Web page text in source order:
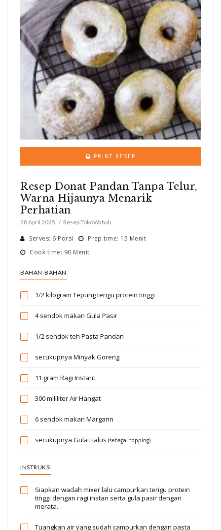
PRINT RESEP
Resep Donat Pandan Tanpa Telur,
Warna Hijaunya Menarik
Perhatian
28 April 2025 Resep TokoWahab
Serves: 6 Porsi
Prep time: 15 Menit
Cook time: 90 Menit
BAHAN-BAHAN
1/2 kilogram Tepung terigu protein tinggi
4 sendok makan Gula Pasir
1/2 sendok teh Pasta Pandan
secukupnya Minyak Goreng
11 gram Ragi Instant
300 mililiterAir Hangat
6 sendok makan Margarin
secukupnya Gula Halus (sebagai topping)
INSTRUKSI
Siapkan wadah mixer lalu campurkan terigu protein
tinggi dengan ragi instan serta gula pasir dengan
merata.
Tuangkan air yang sudah campurkan dengan pasta